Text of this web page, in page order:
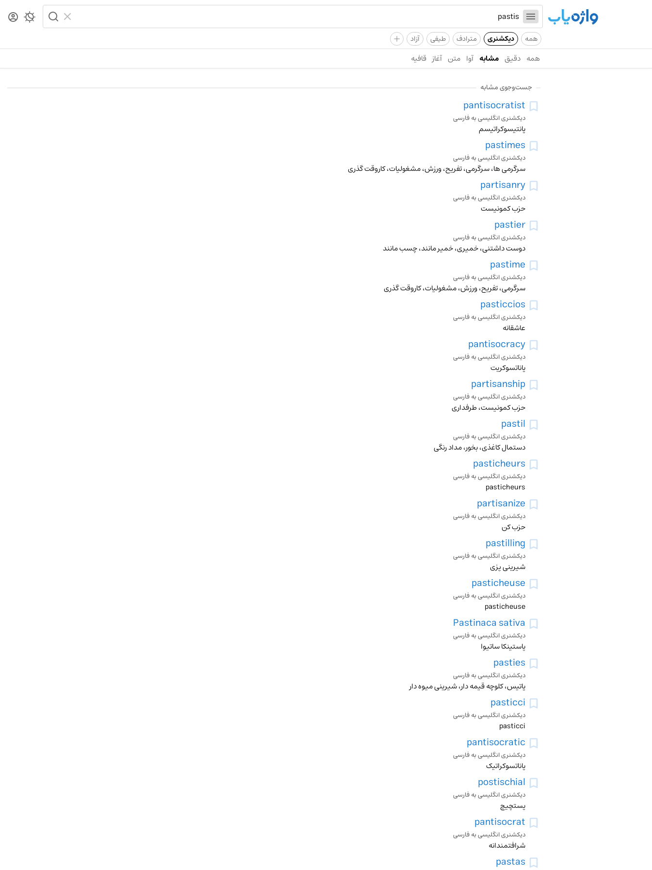
همه دیکشنری مترادف طیفی آزاد +
همه دقیق مشابه آوا متن آغاز قافیه
جست‌وجوی مشابه
pantisocratist
دیکشنری انگلیسی به فارسی
پانتیسوکراتیسم
pastimes
دیکشنری انگلیسی به فارسی
سرگرمی ها، سرگرمی، تفریح، ورزش، مشغولیات، کاروقت گذری
partisanry
دیکشنری انگلیسی به فارسی
حزب کمونیست
pastier
دیکشنری انگلیسی به فارسی
دوست داشتنی، خمیری، خمیر مانند، چسب مانند
pastime
دیکشنری انگلیسی به فارسی
سرگرمی، تفریح، ورزش، مشغولیات، کاروقت گذری
pasticcios
دیکشنری انگلیسی به فارسی
عاشقانه
pantisocracy
دیکشنری انگلیسی به فارسی
پاناتسوکریت
partisanship
دیکشنری انگلیسی به فارسی
حزب کمونیست، طرفداری
pastil
دیکشنری انگلیسی به فارسی
دستمال کاغذی، بخور، مداد رنگی
pasticheurs
دیکشنری انگلیسی به فارسی
pasticheurs
partisanize
دیکشنری انگلیسی به فارسی
حزب کن
pastilling
دیکشنری انگلیسی به فارسی
شیرینی پزی
pasticheuse
دیکشنری انگلیسی به فارسی
pasticheuse
Pastinaca sativa
دیکشنری انگلیسی به فارسی
پاستینکا ساتیوا
pasties
دیکشنری انگلیسی به فارسی
پاتیس، کلوچه قیمه دار، شیرینی میوه دار
pasticci
دیکشنری انگلیسی به فارسی
pasticci
pantisocratic
دیکشنری انگلیسی به فارسی
پاناتسوکراتیک
postischial
دیکشنری انگلیسی به فارسی
پستچیچ
pantisocrat
دیکشنری انگلیسی به فارسی
شرافتمندانه
pastas